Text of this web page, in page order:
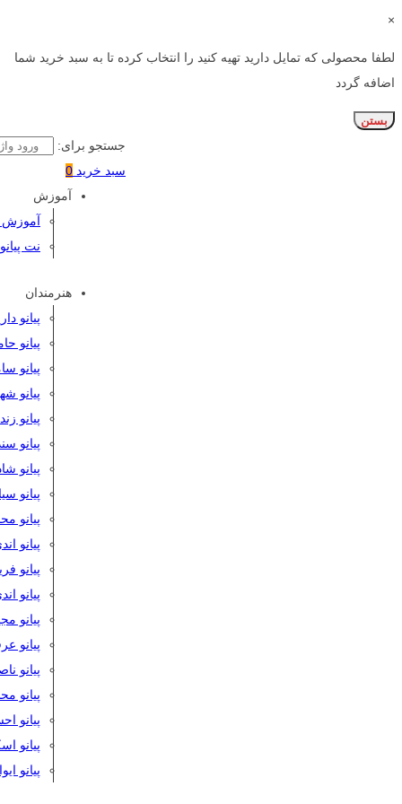
×
لطفا محصولی که تمایل دارید تهیه کنید را انتخاب کرده تا به سبد خرید شما
اضافه گردد
بستن
جستجو برای:
سبد خرید 0
آموزش
آموزش
نت پیانو
هنرمندان
پیانو
پیانو
پیانو
پیانو
پیانو
پیانو
پیانو
پیانو
پیانو
پیانو
پیانو
پیانو
پیانو
پیانو
پیانو
پیانو
پیانو
پیانو
پیانو